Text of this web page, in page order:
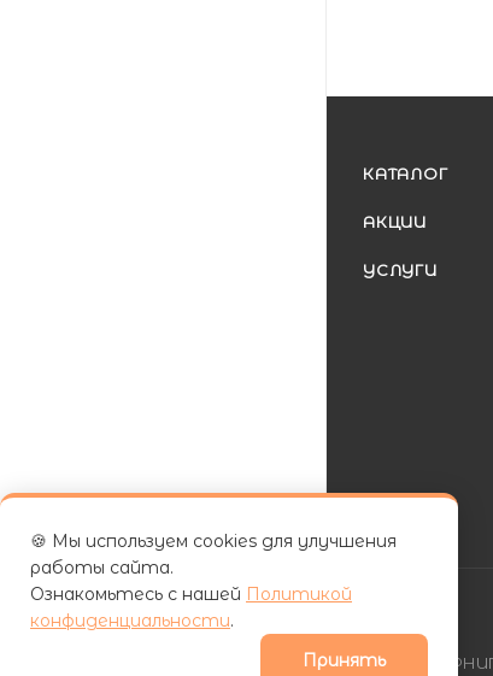
КАТАЛОГ
АКЦИИ
УСЛУГИ
| ООО
🍪 Мы используем cookies для улучшения
работы сайта.
Ознакомьтесь с нашей Политикой
конфиденциальности.
Принять